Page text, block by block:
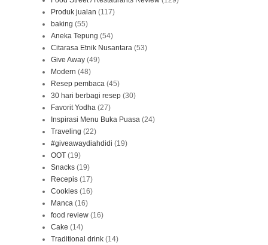
Produk jualan (117)
baking (55)
Aneka Tepung (54)
Citarasa Etnik Nusantara (53)
Give Away (49)
Modern (48)
Resep pembaca (45)
30 hari berbagi resep (30)
Favorit Yodha (27)
Inspirasi Menu Buka Puasa (24)
Traveling (22)
#giveawaydiahdidi (19)
OOT (19)
Snacks (19)
Recepis (17)
Cookies (16)
Manca (16)
food review (16)
Cake (14)
Traditional drink (14)